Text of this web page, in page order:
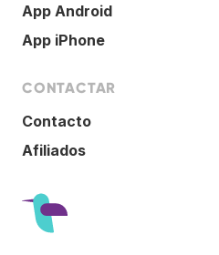
App Android
App iPhone
CONTACTAR
Contacto
Afiliados